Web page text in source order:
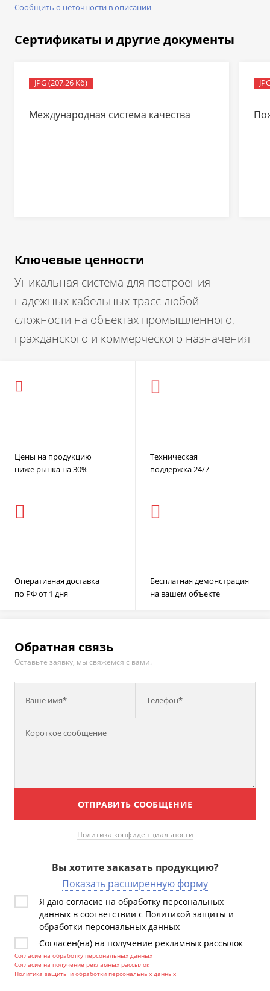
Сообщить о неточности в описании
Сертификаты и другие документы
JPG (207,26 Кб)
Международная система качества
Ключевые ценности
Уникальная система для построения
надежных кабельных трасс любой
сложности на объектах промышленного,
гражданского и коммерческого назначения
Цены на продукцию
ниже рынка на 30%
Техническая
поддержка 24/7
Оперативная доставка
по РФ от 1 дня
Бесплатная демонстрация
на вашем объекте
Обратная связь
Оставьте заявку, мы свяжемся с вами.
Ваше имя* Телефон*
ОТПРАВИТЬ СООБЩЕНИЕ
Вы хотите заказать продукцию?
Показать расширенную форму
Политика конфиденциальности
Я даю согласие на обработку персональных
данных в соответствии с Политикой защиты и
обработки персональных данных
Согласен(на) на получение рекламных рассылок
Согласие на обработку персональных данных
Согласие на получение рекламных рассылок
Политика защиты и обработки персональных данных